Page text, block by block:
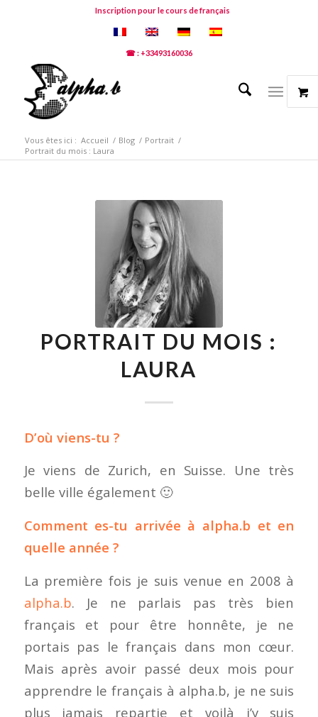
Inscription pour le cours de français
☎ : +33493160036
Vous êtes ici : Accueil / Blog / Portrait /
Portrait du mois : Laura
PORTRAIT DU MOIS :
LAURA
D’où viens-tu ?
Je viens de Zurich, en Suisse. Une très
belle ville également 🙂
Comment es-tu arrivée à alpha.b et en
quelle année ?
La première fois je suis venue en 2008 à
alpha.b. Je ne parlais pas très bien
français et pour être honnête, je ne
portais pas le français dans mon cœur.
Mais après avoir passé deux mois pour
apprendre le français à alpha.b, je ne suis
plus jamais repartie et voilà j’y suis